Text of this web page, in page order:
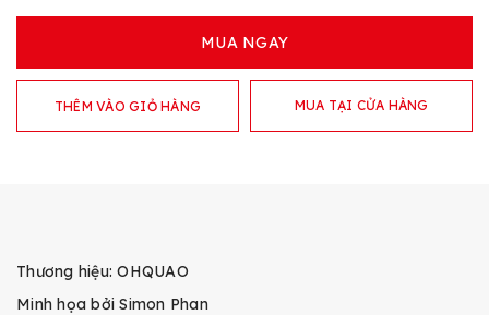
MUA NGAY
THÊM VÀO GIỎ HÀNG MUA TẠI CỬA HÀNG
Thương hiệu: OHQUAO
Minh họa bởi Simon Phan